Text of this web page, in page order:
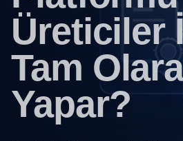
Üreticiler
Tam
Yapar?